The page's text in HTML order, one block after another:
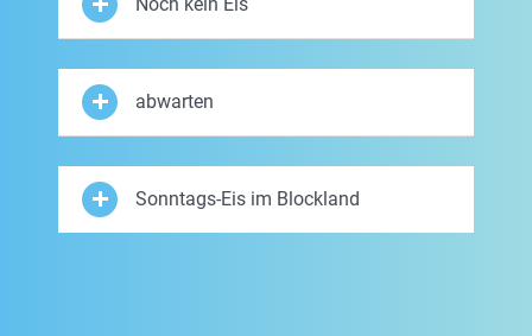
abwarten
Sonntags-Eis im Blockland